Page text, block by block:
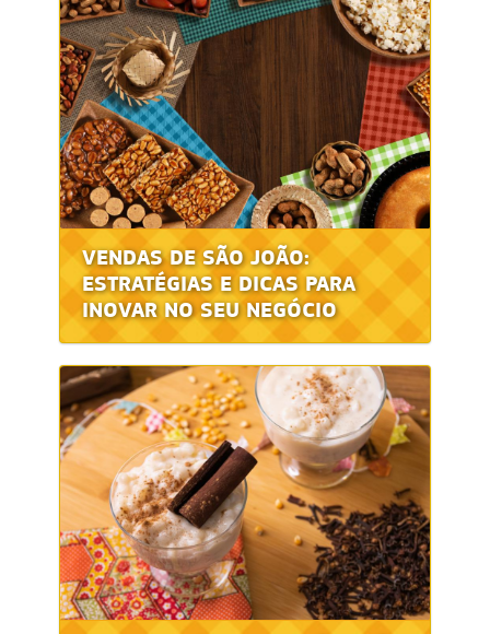
VENDAS DE SÃO JOÃO:
ESTRATÉGIAS E DICAS PARA
INOVAR NO SEU NEGÓCIO